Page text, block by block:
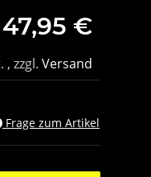
47,95 €
, zzgl. Versand
Frage zum Artikel